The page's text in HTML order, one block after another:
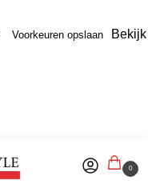
Voorkeuren opslaan
Bekijk
0